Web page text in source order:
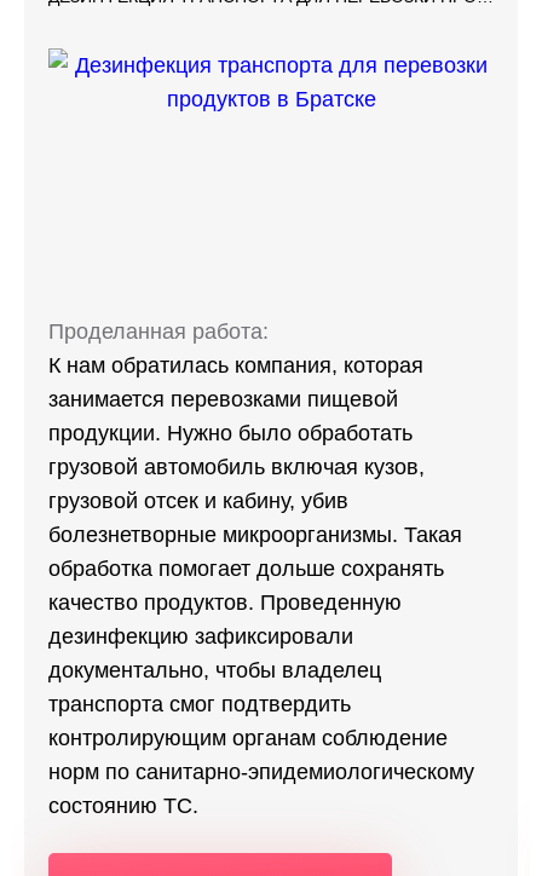
Проделанная работа:
К нам обратилась компания, которая
занимается перевозками пищевой
продукции. Нужно было обработать
грузовой автомобиль включая кузов,
грузовой отсек и кабину, убив
болезнетворные микроорганизмы. Такая
обработка помогает дольше сохранять
качество продуктов. Проведенную
дезинфекцию зафиксировали
документально, чтобы владелец
транспорта смог подтвердить
контролирующим органам соблюдение
норм по санитарно-эпидемиологическому
состоянию ТС.